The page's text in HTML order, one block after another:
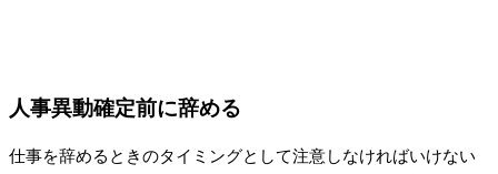
人事異動確定前に辞める
仕事を辞めるときのタイミングとして注意しなければいけない